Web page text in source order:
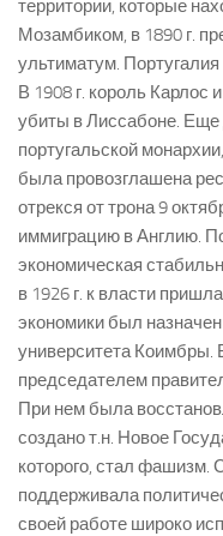
территории, которые
Мозамбиком, в 1890 г.
ультиматум.
В 1908 г. король
убиты в Лиссабоне. Еще
португальской
была провозглашена
отрекся от трона 9
иммиграцию в Англию.
экономическая
в 1926 г. к власти
экономики был
университета Коимбры.
председателем
При нем была
создано т.н. Новое
которого, стал фашизм.
поддерживала
своей работе широко